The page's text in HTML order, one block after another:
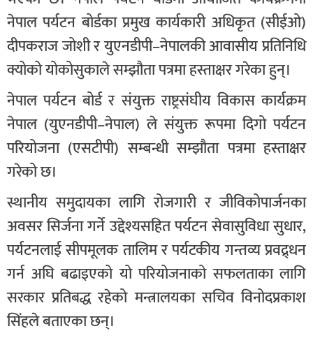
नेपाल पर्यटन बोर्डका प्रमुख कार्यकारी अधिकृत (सीईओ)
दीपकराज जोशी र युएनडीपी–नेपालकी आवासीय प्रतिनिधि
क्योको योकोसुकाले सम्झौता पत्रमा हस्ताक्षर गरेका हुन्।
नेपाल पर्यटन बोर्ड र संयुक्त राष्ट्रसंघीय विकास कार्यक्रम
नेपाल (युएनडीपी–नेपाल) ले संयुक्त रूपमा दिगो पर्यटन
परियोजना (एसटीपी) सम्बन्धी सम्झौता पत्रमा हस्ताक्षर
गरेको छ।
स्थानीय समुदायका लागि रोजगारी र जीविकोपार्जनका
अवसर सिर्जना गर्ने उद्देश्यसहित पर्यटन सेवासुविधा सुधार,
पर्यटनलाई सीपमूलक तालिम र पर्यटकीय गन्तव्य प्रवद्र्धन
गर्न अघि बढाइएको यो परियोजनाको सफलताका लागि
सरकार प्रतिबद्ध रहेको मन्त्रालयका सचिव विनोदप्रकाश
सिंहले बताएका छन्।